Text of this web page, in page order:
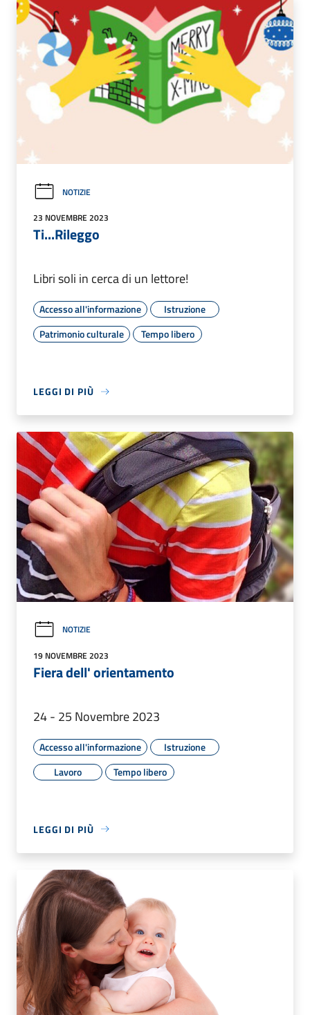
NOTIZIE
23 NOVEMBRE 2023
Ti...Rileggo
Libri soli in cerca di un lettore!
Accesso all'informazione
Istruzione
Patrimonio culturale
Tempo libero
LEGGI DI PIÙ
NOTIZIE
19 NOVEMBRE 2023
Fiera dell' orientamento
24 - 25 Novembre 2023
Accesso all'informazione
Istruzione
Lavoro
Tempo libero
LEGGI DI PIÙ